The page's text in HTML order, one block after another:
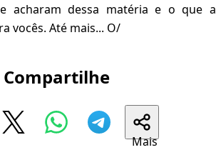
acharam dessa matéria e o que a
vocês. Até mais... O/
Compartilhe
Mais